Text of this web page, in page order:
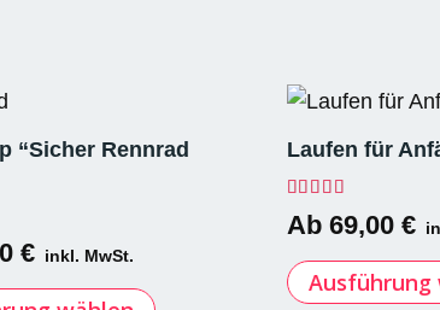
“Sicher Rennrad
mit
€inkl. MwSt.
Laufen für
Bewertet mit
Ab 69,00 €
Ausführung